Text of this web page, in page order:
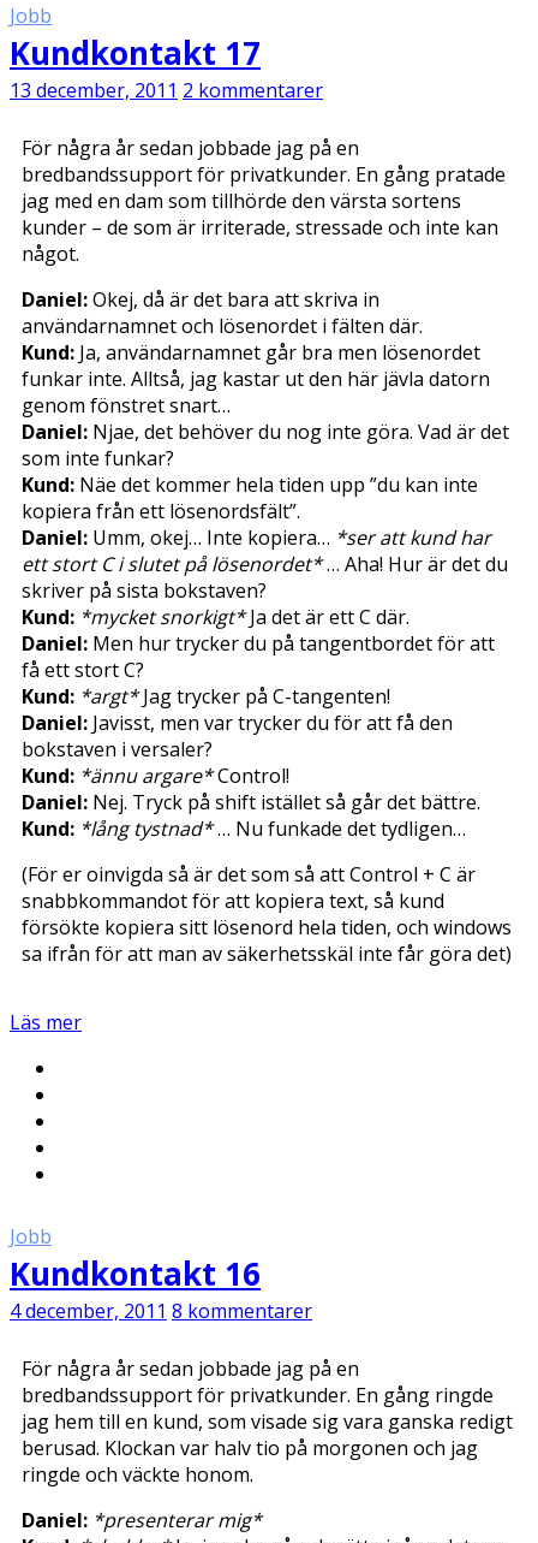
Jobb
Kundkontakt 17
13 december, 2011 2 kommentarer
För några år sedan jobbade jag på en
bredbandssupport för privatkunder. En gång pratade
jag med en dam som tillhörde den värsta sortens
kunder – de som är irriterade, stressade och inte kan
något.
Daniel:Okej, då är det bara att skriva in
användarnamnet och lösenordet i fälten där.
Kund: Ja, användarnamnet går bra men lösenordet
funkar inte. Alltså, jag kastar ut den här jävla datorn
genom fönstret snart…
Daniel: Njae, det behöver du nog inte göra. Vad är det
som inte funkar?
Kund: Näe det kommer hela tiden upp ”du kan inte
kopiera från ett lösenordsfält”.
Daniel: Umm, okej… Inte kopiera… *ser att kund har
ett stort C i slutet på lösenordet*… Aha! Hur är det du
skriver på sista bokstaven?
Kund: *mycket snorkigt*Ja det är ett C där.
Daniel: Men hur trycker du på tangentbordet för att
få ett stort C?
Kund: *argt*Jag trycker på C-tangenten!
Daniel: Javisst, men var trycker du för att få den
bokstaven i versaler?
Kund: *ännu argare*Control!
Daniel: Nej. Tryck på shift istället så går det bättre.
Kund: *lång tystnad*… Nu funkade det tydligen…
(För er oinvigda så är det som så att Control + C är
snabbkommandot för att kopiera text, så kund
försökte kopiera sitt lösenord hela tiden, och windows
sa ifrån för att man av säkerhetsskäl inte får göra det)
Läs mer
Jobb
Kundkontakt 16
4 december, 2011 8 kommentarer
För några år sedan jobbade jag på en
bredbandssupport för privatkunder. En gång ringde
jag hem till en kund, som visade sig vara ganska redigt
berusad. Klockan var halv tio på morgonen och jag
ringde och väckte honom.
Daniel: *presenterar mig*